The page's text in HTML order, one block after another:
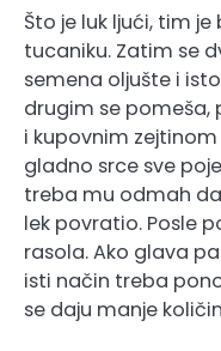
Što je luk ljući, tim je
tucaniku. Zatim se
semena oljušte i
drugim se pomeša,
i kupovnim
gladno srce sve
treba mu odmah
lek povratio. Posle
rasola. Ako glava
isti način treba
se daju manje